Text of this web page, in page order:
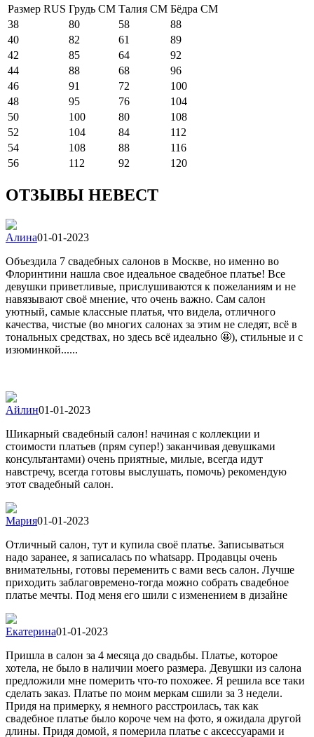
Размер RUS Грудь СМ Талия СМ Бёдра СМ
38
80 58
88
40
82 61
89
42
85 64
92
44
88 68
96
46
91 72
100
48
95 76
104
50
100 80
108
52
104 84
112
54
108 88
116
56
112 92 120
ОТЗЫВЫ НЕВЕСТ
Алина01-01-2023
Объездила 7 свадебных салонов в Москве, но именно во
Флоринтини нашла свое идеальное свадебное платье! Все
девушки приветливые, прислушиваются к пожеланиям и не
навязывают своё мнение, что очень важно. Сам салон
уютный, самые классные платья, что видела, отличного
качества, чистые (во многих салонах за этим не следят, всё в
тональных средствах, но здесь всё идеально 🤩), стильные и с
изюминкой......
Айлин01-01-2023
Шикарный свадебный салон! начиная с коллекции и
стоимости платьев (прям супер!) заканчивая девушками
консультантами) очень приятные, милые, всегда идут
навстречу, всегда готовы выслушать, помочь) рекомендую
этот свадебный салон.
Мария01-01-2023
Отличный салон, тут и купила своё платье. Записываться
надо заранее, я записалась по whatsapp. Продавцы очень
внимательны, готовы переменить с вами весь салон. Лучше
приходить заблаговремено-тогда можно собрать свадебное
платье мечты. Под меня его шили с изменением в дизайне
Екатерина01-01-2023
Пришла в салон за 4 месяца до свадьбы. Платье, которое
хотела, не было в наличии моего размера. Девушки из салона
предложили мне померить что-то похожее. Я решила все таки
сделать заказ. Платье по моим меркам сшили за 3 недели.
Придя на примерку, я немного расстроилась, так как
свадебное платье было короче чем на фото, я ожидала другой
длины. Придя домой, я померила платье с аксессуарами и